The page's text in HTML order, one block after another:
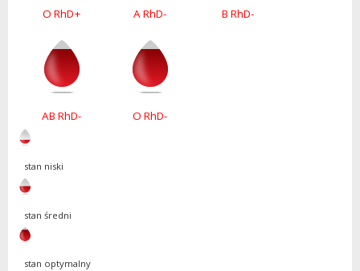
O RhD+ A RhD- B RhD-
AB RhD- O RhD-
stan niski
stan średni
stan optymalny